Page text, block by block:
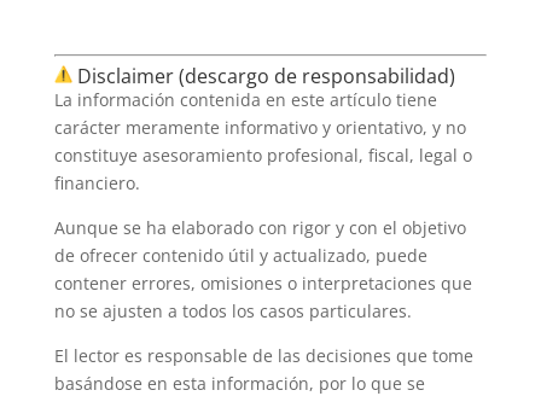
Disclaimer (descargo de responsabilidad)
La información contenida en este artículo tiene
carácter meramente informativo y orientativo, y no
constituye asesoramiento profesional, fiscal, legal o
financiero.
Aunque se ha elaborado con rigor y con el objetivo
de ofrecer contenido útil y actualizado, puede
contener errores, omisiones o interpretaciones que
no se ajusten a todos los casos particulares.
El lector es responsable de las decisiones que tome
basándose en esta información, por lo que se